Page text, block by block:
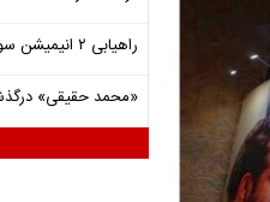
راهیابی ۲ انیمیشن سوره به سی‌امین جشنواره فیلم رود آیلند
«محمد حقیقی»